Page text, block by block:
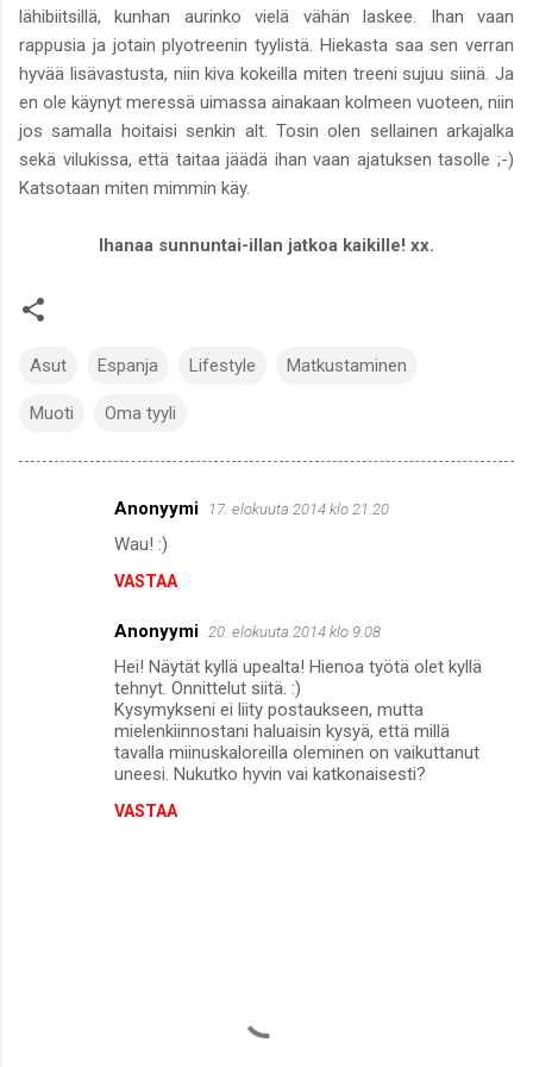
lähibiitsillä, kunhan aurinko vielä vähän laskee. Ihan vaan
rappusia ja jotain plyotreenin tyylistä. Hiekasta saa sen verran
hyvää lisävastusta, niin kiva kokeilla miten treeni sujuu siinä. Ja
en ole käynyt meressä uimassa ainakaan kolmeen vuoteen, niin
jos samalla hoitaisi senkin alt. Tosin olen sellainen arkajalka
sekä vilukissa, että taitaa jäädä ihan vaan ajatuksen tasolle ;-)
Katsotaan miten mimmin käy.
Ihanaa sunnuntai-illan jatkoa kaikille! xx.
Asut Espanja Lifestyle Matkustaminen
Muoti Oma tyyli
Anonyymi 17. elokuuta 2014 klo 21.20
Wau! :)
VASTAA
Anonyymi 20. elokuuta 2014 klo 9.08
Hei! Näytät kyllä upealta! Hienoa työtä olet kyllä
tehnyt. Onnittelut siitä. :)
Kysymykseni ei liity postaukseen, mutta
mielenkiinnostani haluaisin kysyä, että millä
tavalla miinuskaloreilla oleminen on vaikuttanut
uneesi. Nukutko hyvin vai katkonaisesti?
VASTAA